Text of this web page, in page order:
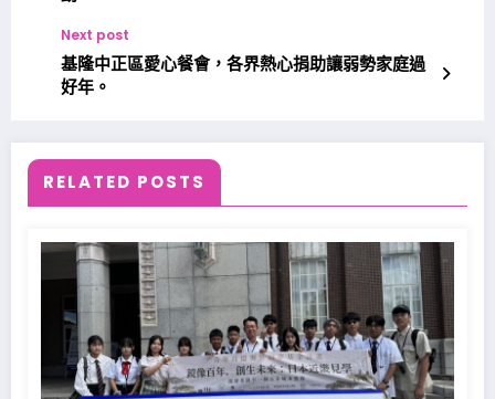
Next post
基隆中正區愛心餐會，各界熱心捐助讓弱勢家庭過
好年。
RELATED POSTS